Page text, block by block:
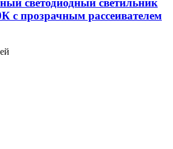
светодиодный светильник
с прозрачным рассеивателем